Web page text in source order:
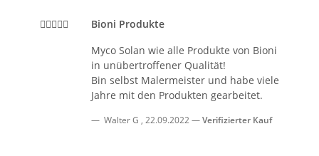
Bioni Produkte
Myco Solan wie alle Produkte von Bioni
in unübertroffener Qualität!
Bin selbst Malermeister und habe viele
Jahre mit den Produkten gearbeitet.
Walter G , 22.09.2022 Verifizierter Kauf